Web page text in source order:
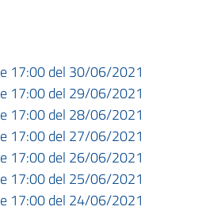
17:00 del 30/06/2021
17:00 del 29/06/2021
17:00 del 28/06/2021
17:00 del 27/06/2021
17:00 del 26/06/2021
17:00 del 25/06/2021
17:00 del 24/06/2021